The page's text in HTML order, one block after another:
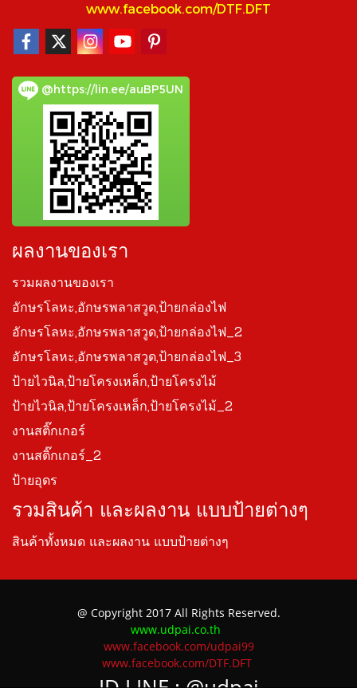
www.facebook.com/DTF.DFT
@https://lin.ee/auBP5UN
ผลงานของเรา
รวมผลงานของเรา
อักษรโลหะ,อักษรพลาสวูด,ป้ายกล่องไฟ
อักษรโลหะ,อักษรพลาสวูด,ป้ายกล่องไฟ_2
อักษรโลหะ,อักษรพลาสวูด,ป้ายกล่องไฟ_3
ป้ายไวนิล,ป้ายโครงเหล็ก,ป้ายโครงไม้
ป้ายไวนิล,ป้ายโครงเหล็ก,ป้ายโครงไม้_2
งานสติ๊กเกอร์
งานสติ๊กเกอร์_2
ป้ายอุดร
รวมสินค้า และผลงาน แบบป้ายต่างๆ
สินค้าทั้งหมด และผลงาน แบบป้ายต่างๆ
@ Copyright 2017 All Rights Reserved.
www.udpai.co.th
www.facebook.com/udpai99
www.facebook.com/DTF.DFT